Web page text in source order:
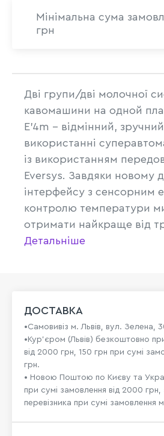
Мінімальна сума
грн
Дві групи/дві молочної
кавомашини на одной
E'4m – відмінний,
використанні
із використанням
Eversys. Завдяки новому
інтерфейсу з сенсорним
контролю температури
отримати найкраще від
Детальніше
ДОСТАВКА
•Самовивіз м. Львів, вул. Зелена,
•Кур'єром (Львів) безкоштовно
від 2000 грн, 150 грн при сумі
грн.
• Новою Поштою по Києву та
при сумі замовлення від 2000 грн,
перевізника при сумі замовлення